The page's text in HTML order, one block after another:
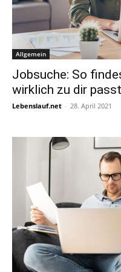
Allgemein
Jobsuche: So
wirklich zu dir passt
Lebenslauf.net - 28. April 2021